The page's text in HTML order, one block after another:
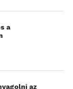
a
az